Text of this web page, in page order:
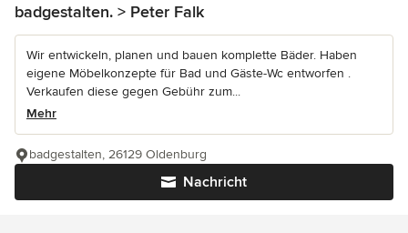
badgestalten. > Peter Falk
Wir entwickeln, planen und bauen komplette Bäder. Haben
eigene Möbelkonzepte für Bad und Gäste-Wc entworfen .
Verkaufen diese gegen Gebühr zum...
Mehr
Nachricht
badgestalten, 26129 Oldenburg